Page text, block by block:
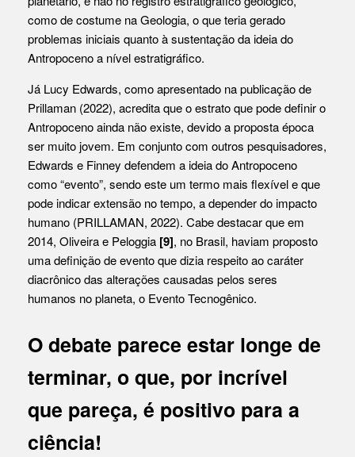
como de costume na Geologia, o que teria gerado
problemas iniciais quanto à sustentação da ideia do
Antropoceno a nível estratigráfico.
Já Lucy Edwards, como apresentado na publicação de
Prillaman (2022), acredita que o estrato que pode definir o
Antropoceno ainda não existe, devido a proposta época
ser muito jovem. Em conjunto com outros pesquisadores,
Edwards e Finney defendem a ideia do Antropoceno
como “evento”, sendo este um termo mais flexível e que
pode indicar extensão no tempo, a depender do impacto
humano (PRILLAMAN, 2022). Cabe destacar que em
2014, Oliveira e Peloggia [9], no Brasil, haviam proposto
uma definição de evento que dizia respeito ao caráter
diacrônico das alterações causadas pelos seres
humanos no planeta, o Evento Tecnogênico.
O debate parece estar longe de
terminar, o que, por incrível
que pareça, é positivo para a
ciência!